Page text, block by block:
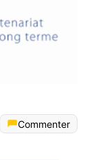
Commenter